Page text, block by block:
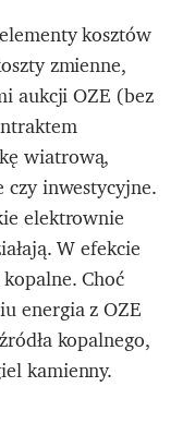
kosztów
zmienne,
aukcji OZE (bez
wiatrową,
inwestycyjne.
elektrownie
W efekcie
Choć
energia z OZE
kopalnego,
kamienny.